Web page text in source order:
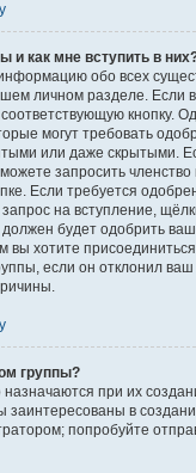
и как мне вступить в
обо всех
личном разделе. Если
кнопку.
могут требовать
или даже скрытыми.
запросить членство
Если требуется
на вступление,
будет одобрить
вы хотите
если он отклонил ваш
группы?
при их
заинтересованы в
попробуйте